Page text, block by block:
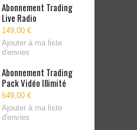
Abonnement Trading
Live Radio
149,00 €
Ajouter à ma liste
d'envies
Abonnement Trading
Pack Vidéo Illimité
649,00 €
Ajouter à ma liste
d'envies